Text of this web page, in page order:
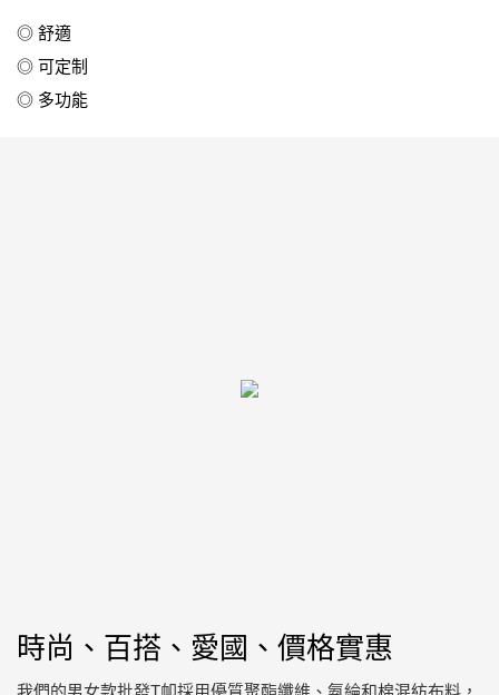
◎ 舒適
◎ 可定制
◎ 多功能
時尚、百搭、愛國、價格實惠